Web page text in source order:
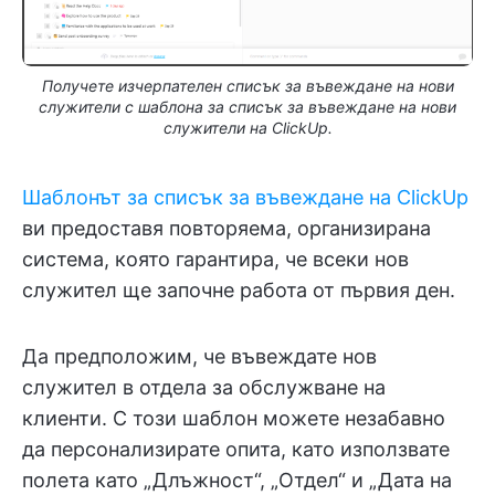
Получете изчерпателен списък за въвеждане на нови
служители с шаблона за списък за въвеждане на нови
служители на ClickUp.
Шаблонът за списък за въвеждане на ClickUp
ви предоставя повторяема, организирана
система, която гарантира, че всеки нов
служител ще започне работа от първия ден.
Да предположим, че въвеждате нов
служител в отдела за обслужване на
клиенти. С този шаблон можете незабавно
да персонализирате опита, като използвате
полета като „Длъжност“, „Отдел“ и „Дата на